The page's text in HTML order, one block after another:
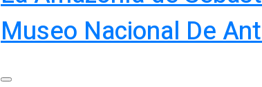
Museo Nacional De